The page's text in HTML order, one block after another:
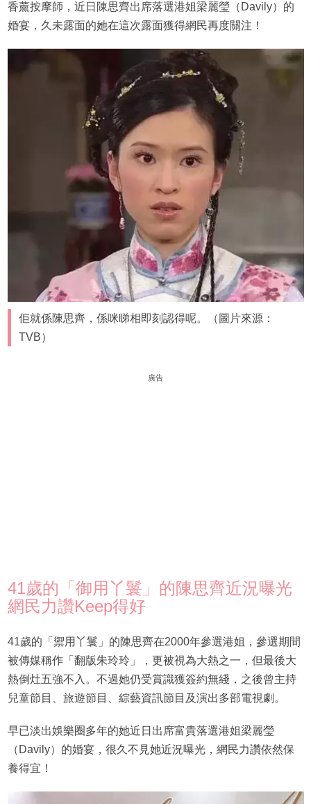
香薰按摩師，近日陳思齊出席落選港姐梁麗瑩（Davily）的
婚宴，久未露面的她在這次露面獲得網民再度關注！
佢就係陳思齊，係咪睇相即刻認得呢。（圖片來源：
TVB）
廣告
41歲的「御用丫鬟」的陳思齊近況曝光
網民力讚Keep得好
41歲的「禦用丫鬟」的陳思齊在2000年參選港姐，參選期間
被傳媒稱作「翻版朱玲玲」，更被視為大熱之一，但最後大
熱倒灶五強不入。不過她仍受賞識獲簽約無綫，之後曾主持
兒童節目、旅遊節目、綜藝資訊節目及演出多部電視劇。
早已淡出娛樂圈多年的她近日出席富貴落選港姐梁麗瑩
（Davily）的婚宴，很久不見她近況曝光，網民力讚依然保
養得宜！